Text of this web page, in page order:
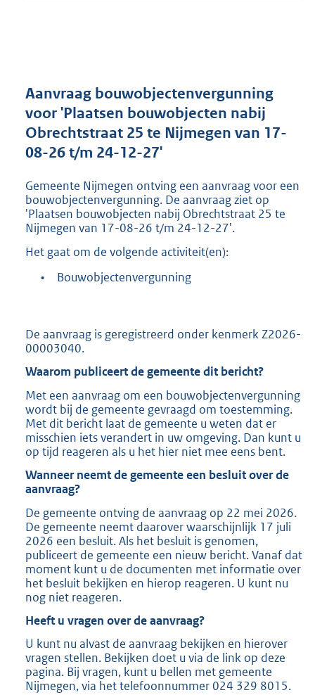
r
o
t
2
3
0
b
Aanvraag bouwobjectenvergunning
voor 'Plaatsen bouwobjecten nabij
Obrechtstraat 25 te Nijmegen van 17-
08-26 t/m 24-12-27'
Gemeente Nijmegen ontving een aanvraag voor een
bouwobjectenvergunning. De aanvraag ziet op
'Plaatsen bouwobjecten nabij Obrechtstraat 25 te
Nijmegen van 17-08-26 t/m 24-12-27'.
Het gaat om de volgende activiteit(en):
•
Bouwobjectenvergunning
De aanvraag is geregistreerd onder kenmerk Z2026-
00003040.
Waarom publiceert de gemeente dit bericht?
Met een aanvraag om een bouwobjectenvergunning
wordt bij de gemeente gevraagd om toestemming.
Met dit bericht laat de gemeente u weten dat er
misschien iets verandert in uw omgeving. Dan kunt u
op tijd reageren als u het hier niet mee eens bent.
Wanneer neemt de gemeente een besluit over de
aanvraag?
De gemeente ontving de aanvraag op 22 mei 2026.
De gemeente neemt daarover waarschijnlijk 17 juli
2026 een besluit. Als het besluit is genomen,
publiceert de gemeente een nieuw bericht. Vanaf dat
moment kunt u de documenten met informatie over
het besluit bekijken en hierop reageren. U kunt nu
nog niet reageren.
Heeft u vragen over de aanvraag?
U kunt nu alvast de aanvraag bekijken en hierover
vragen stellen. Bekijken doet u via de link op deze
pagina. Bij vragen, kunt u bellen met gemeente
Nijmegen, via het telefoonnummer 024 329 8015.